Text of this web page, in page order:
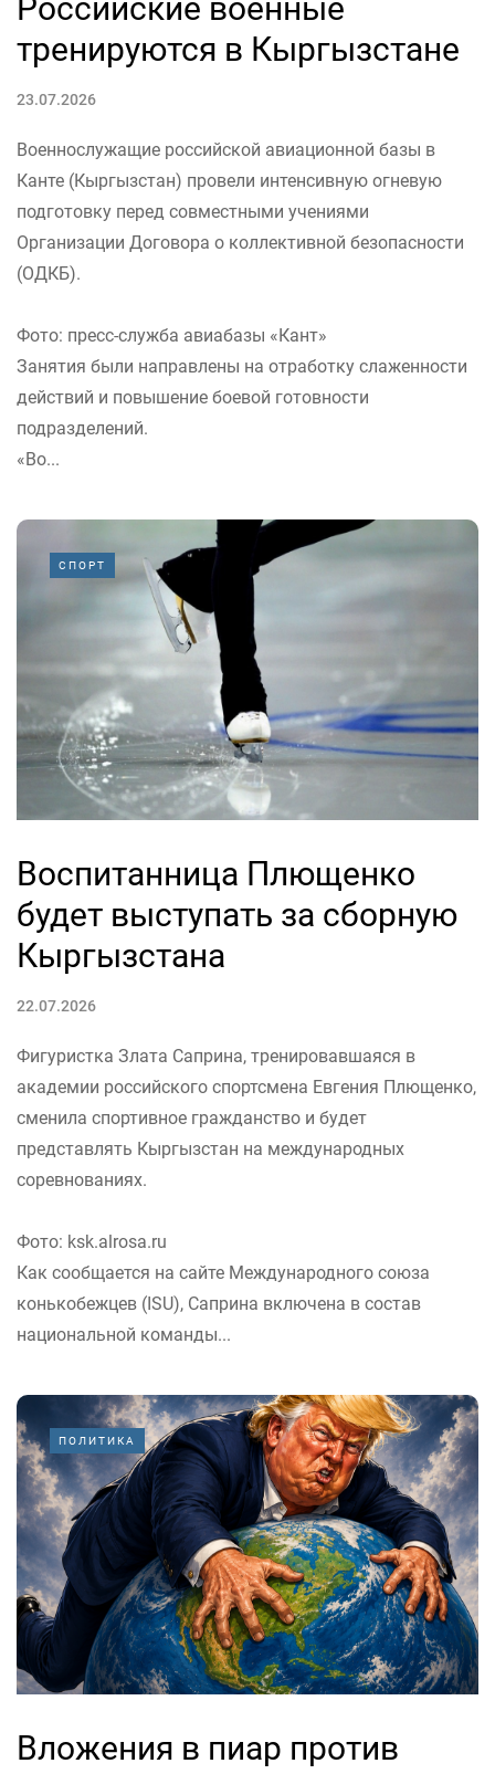
Российские военные
тренируются в Кыргызстане
23.07.2026
Военнослужащие российской авиационной базы в
Канте (Кыргызстан) провели интенсивную огневую
подготовку перед совместными учениями
Организации Договора о коллективной безопасности
(ОДКБ).
Фото: пресс-служба авиабазы «Кант»
Занятия были направлены на отработку слаженности
действий и повышение боевой готовности
подразделений.
«Во...
СПОРТ
Воспитанница Плющенко
будет выступать за сборную
Кыргызстана
22.07.2026
Фигуристка Злата Саприна, тренировавшаяся в
академии российского спортсмена Евгения Плющенко,
сменила спортивное гражданство и будет
представлять Кыргызстан на международных
соревнованиях.
Фото: ksk.alrosa.ru
Как сообщается на сайте Международного союза
конькобежцев (ISU), Саприна включена в состав
национальной команды...
ПОЛИТИКА
Вложения в пиар против